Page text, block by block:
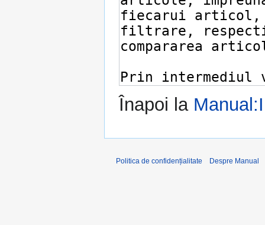
Înapoi la
Politica de confidențialitate Despre Manual